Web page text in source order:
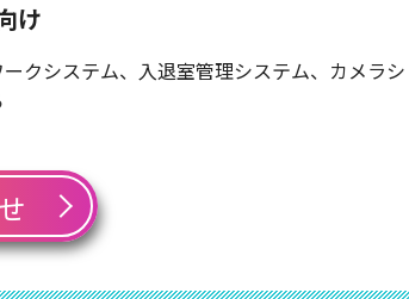
け
クシステム、入退室管理システム、カメラシ